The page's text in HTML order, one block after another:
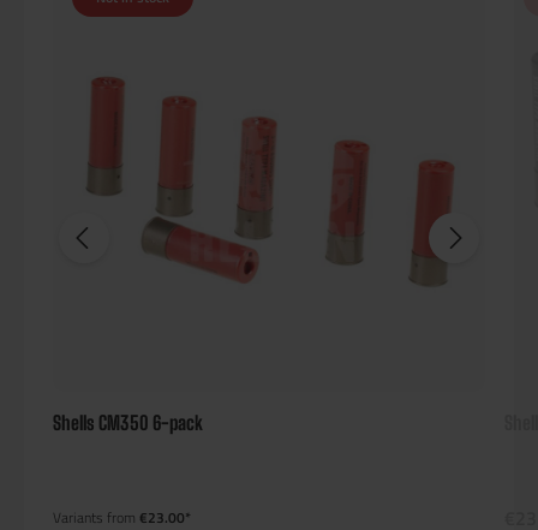
Shells CM350 6-pack
Variants from €23.00*